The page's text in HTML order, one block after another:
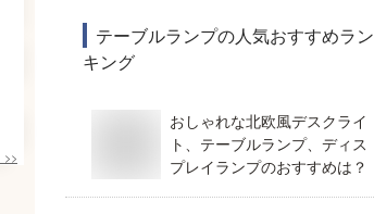
>>
テーブルランプの人気おすすめラン
キング
おしゃれな北欧風デスクライ
ト、テーブルランプ、ディス
プレイランプのおすすめは？